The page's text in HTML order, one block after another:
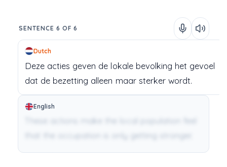
SENTENCE 6 OF 6
Dutch
Deze acties geven de lokale bevolking het gevoel
dat de bezetting alleen maar sterker wordt.
English